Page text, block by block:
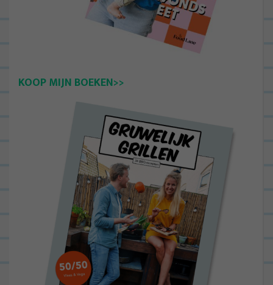
KOOP MIJN BOEKEN>>